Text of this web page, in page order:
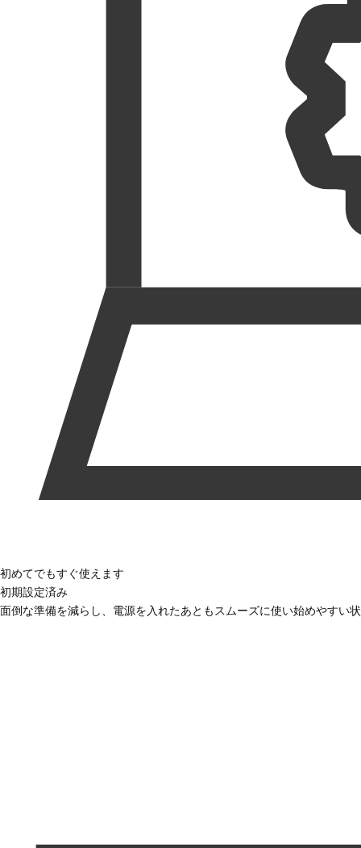
初めてでもすぐ使えます
初期設定済み
面倒な準備を減らし、電源を入れたあともスムーズに使い始めやすい